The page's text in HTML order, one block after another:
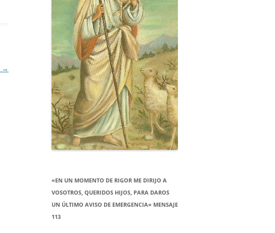
→
«EN UN MOMENTO DE RIGOR ME DIRIJO A
VOSOTROS, QUERIDOS HIJOS, PARA DAROS
UN ÚLTIMO AVISO DE EMERGENCIA» MENSAJE
113